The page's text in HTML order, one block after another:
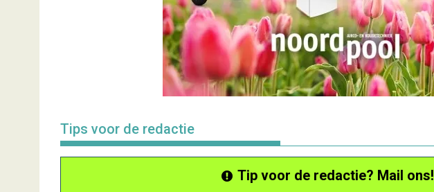
Tips voor de redactie
Tip voor de redactie? Mail ons!